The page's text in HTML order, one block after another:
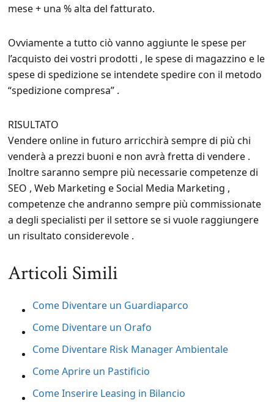
mese + una % alta del fatturato.
Ovviamente a tutto ciò vanno aggiunte le spese per
l’acquisto dei vostri prodotti , le spese di magazzino e le
spese di spedizione se intendete spedire con il metodo
“spedizione compresa” .
RISULTATO
Vendere online in futuro arricchirà sempre di più chi
venderà a prezzi buoni e non avrà fretta di vendere .
Inoltre saranno sempre più necessarie competenze di
SEO , Web Marketing e Social Media Marketing ,
competenze che andranno sempre più commissionate
a degli specialisti per il settore se si vuole raggiungere
un risultato considerevole .
Articoli Simili
Come Diventare un Guardiaparco
Come Diventare un Orafo
Come Diventare Risk Manager Ambientale
Come Aprire un Pastificio
Come Inserire Leasing in Bilancio